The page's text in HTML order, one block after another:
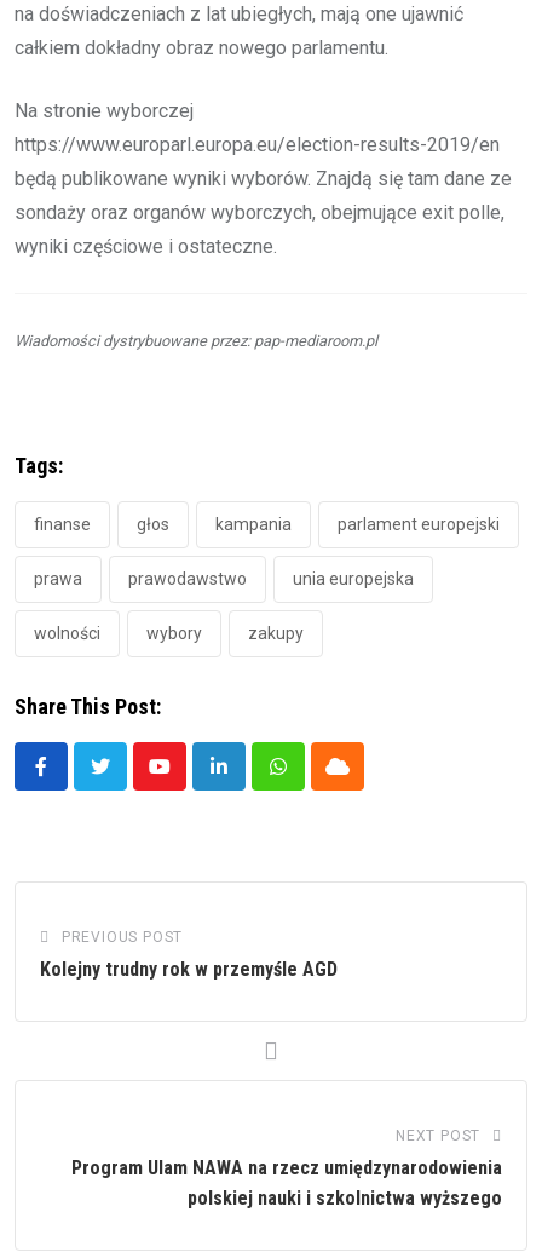
na doświadczeniach z lat ubiegłych, mają one ujawnić
całkiem dokładny obraz nowego parlamentu.
Na stronie wyborczej
https://www.europarl.europa.eu/election-results-2019/en
będą publikowane wyniki wyborów. Znajdą się tam dane ze
sondaży oraz organów wyborczych, obejmujące exit polle,
wyniki częściowe i ostateczne.
Wiadomości dystrybuowane przez: pap-mediaroom.pl
Tags:
finanse głos kampania parlament europejski
prawa prawodawstwo unia europejska
wolności wybory zakupy
Share This Post:
YoutubeLinkedInWhatsappCloud
PREVIOUS POST
Kolejny trudny rok w przemyśle AGD
NEXT POST
Program Ulam NAWA na rzecz umiędzynarodowienia
polskiej nauki i szkolnictwa wyższego